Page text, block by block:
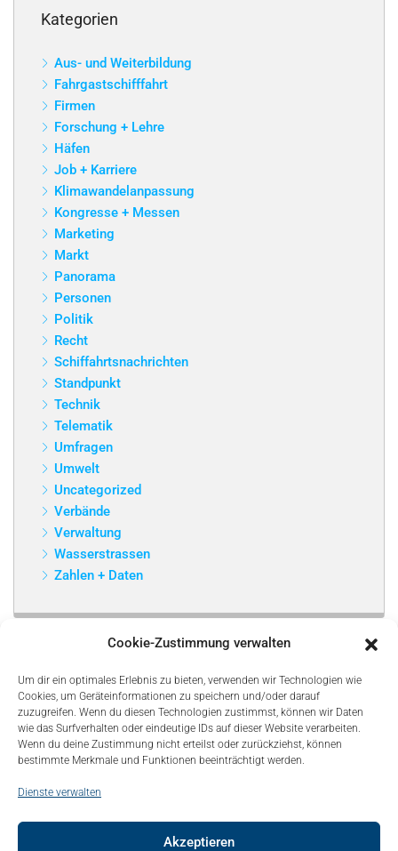
Cookie-Zustimmung verwalten
Um dir ein optimales Erlebnis zu bieten, verwenden wir Technologien wie
Cookies, um Geräteinformationen zu speichern und/oder darauf
zuzugreifen. Wenn du diesen Technologien zustimmst, können wir Daten
wie das Surfverhalten oder eindeutige IDs auf dieser Website verarbeiten.
Wenn du deine Zustimmung nicht erteilst oder zurückziehst, können
bestimmte Merkmale und Funktionen beeinträchtigt werden.
Dienste verwalten
Akzeptieren
Kategorien
Aus- und Weiterbildung
Fahrgastschifffahrt
Firmen
Forschung + Lehre
Häfen
Job + Karriere
Klimawandelanpassung
Kongresse + Messen
Marketing
Markt
Panorama
Personen
Politik
Recht
Schiffahrtsnachrichten
Standpunkt
Technik
Telematik
Umfragen
Umwelt
Uncategorized
Verbände
Verwaltung
Wasserstrassen
Zahlen + Daten